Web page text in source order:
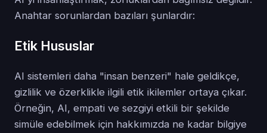
Anahtar sorunlardan bazıları şunlardır:
Etik Hususlar
AI sistemleri daha "insan benzeri" hale geldikçe,
gizlilik ve özerklikle ilgili etik ikilemler ortaya çıkar.
Örneğin, AI, empati ve sezgiyi etkili bir şekilde
simüle edebilmek için hakkımızda ne kadar bilgiye